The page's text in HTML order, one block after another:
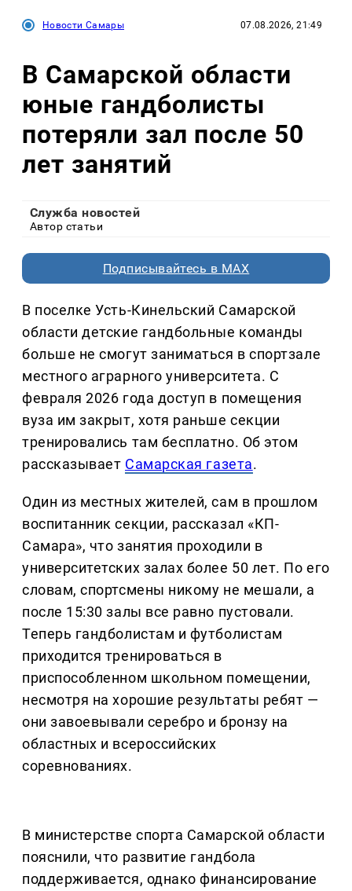
Новости Самары 07.08.2026, 21:49
В Самарской области
юные гандболисты
потеряли зал после 50
лет занятий
Служба новостей
Автор статьи
Подписывайтесь в MAX
В поселке Усть-Кинельский Самарской
области детские гандбольные команды
больше не смогут заниматься в спортзале
местного аграрного университета. С
февраля 2026 года доступ в помещения
вуза им закрыт, хотя раньше секции
тренировались там бесплатно. Об этом
рассказывает Самарская газета.
Один из местных жителей, сам в прошлом
воспитанник секции, рассказал «КП-
Самара», что занятия проходили в
университетских залах более 50 лет. По его
словам, спортсмены никому не мешали, а
после 15:30 залы все равно пустовали.
Теперь гандболистам и футболистам
приходится тренироваться в
приспособленном школьном помещении,
несмотря на хорошие результаты ребят —
они завоевывали серебро и бронзу на
областных и всероссийских
соревнованиях.
В министерстве спорта Самарской области
пояснили, что развитие гандбола
поддерживается, однако финансирование